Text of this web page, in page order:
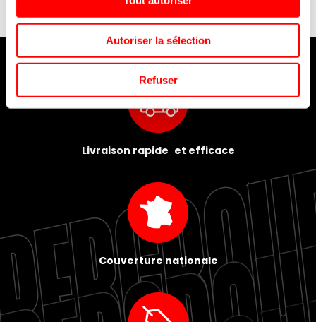
Autoriser la sélection
Refuser
Livraison rapide et efficace
Couverture nationale